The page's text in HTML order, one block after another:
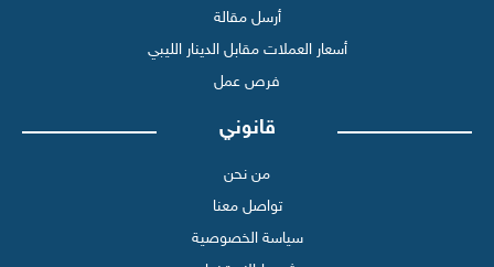
أرسل مقالة
أسعار العملات مقابل الدينار الليبي
فرص عمل
قانوني
من نحن
تواصل معنا
سياسة الخصوصية